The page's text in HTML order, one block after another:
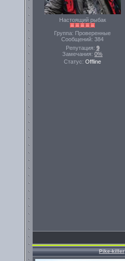
Настоящий рыбак
Группа: Проверенные
Сообщений: 384
Репутация: 9
Замечания: 0%
Статус: Offline
Pike-killer